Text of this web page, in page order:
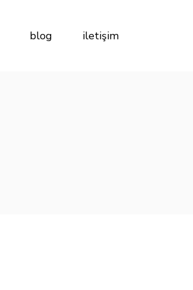
blog iletişim